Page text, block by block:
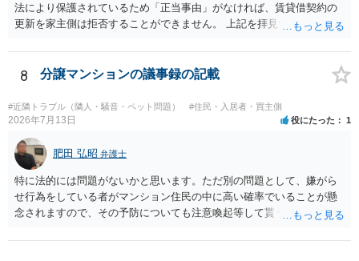
法により保護されているため「正当事由」がなければ、賃貸借契約の
更新を家主側は拒否することができません。 上記を拝見する限り、通
定期確認させてもらないこと」が直ちに正当事由に当たるとは思えま
せんので、更新拒絶を拒否される方向性でよろしいかと存じます。 そ
の交渉の中で、一定の金銭をもらえれば退去には応じる旨交渉をして
みるのはいかがでしょうか。 過去に賃借人の許可なく無断で賃貸人が
入室する行為自体は不法行為となり、また刑事的にも住居侵入罪が成
立する可能性がありますので、これを理由に一定の金銭賠償を求める
のも一つでしょう。
8 分譲マンションの議事録の記載
#近隣トラブル（隣人・騒音・ペット問題） #住民・入居者・買主側
2026年7月13日 役にたった 1
肥田 弘昭 弁護士
特に法的には問題がないかと思います。ただ別の問題として、嫌がら
せ行為をしている者がマンション住民の中に高い確率でいることが懸
念されますので、その予防についても注意喚起等して貰うと良いかと